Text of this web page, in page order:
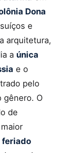
Dona
e
arquitetura,
a única
e o
pelo
gênero. O
de
feriado